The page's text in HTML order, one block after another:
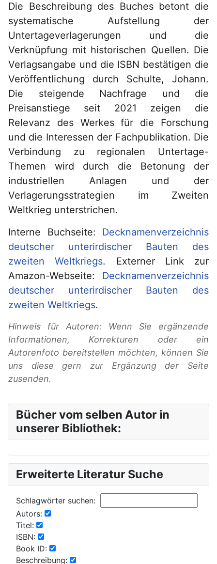
Die Beschreibung des Buches betont die
systematische Aufstellung der
Untertageverlagerungen und die
Verknüpfung mit historischen Quellen. Die
Verlagsangabe und die ISBN bestätigen die
Veröffentlichung durch Schulte, Johann.
Die steigende Nachfrage und die
Preisanstiege seit 2021 zeigen die
Relevanz des Werkes für die Forschung
und die Interessen der Fachpublikation. Die
Verbindung zu regionalen Untertage-
Themen wird durch die Betonung der
industriellen Anlagen und der
Verlagerungsstrategien im Zweiten
Weltkrieg unterstrichen.
Interne Buchseite: Decknamenverzeichnis
deutscher unterirdischer Bauten des
zweiten Weltkriegs. Externer Link zur
Amazon-Webseite: Decknamenverzeichnis
deutscher unterirdischer Bauten des
zweiten Weltkriegs.
Hinweis für Autoren: Wenn Sie ergänzende
Informationen, Korrekturen oder ein
Autorenfoto bereitstellen möchten, können Sie
uns diese gern zur Ergänzung der Seite
zusenden.
Bücher vom selben Autor in
unserer Bibliothek:
Erweiterte Literatur Suche
Schlagwörter suchen:
Autors:
Titel:
ISBN:
Book ID:
Beschreibung: